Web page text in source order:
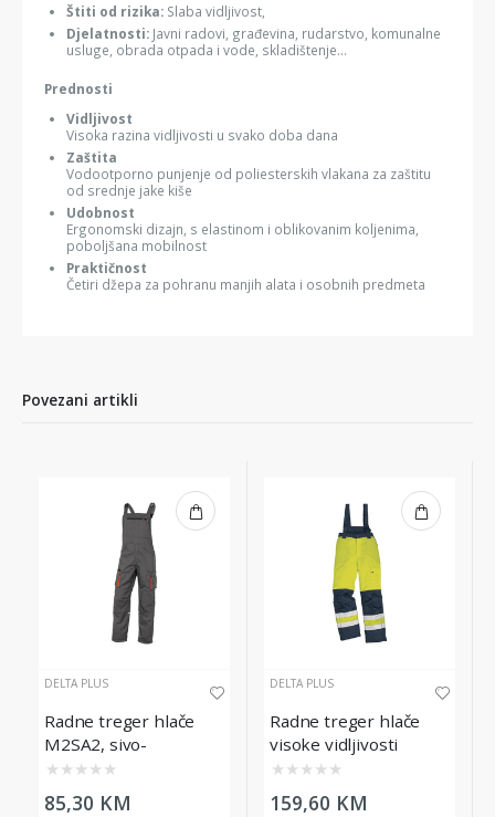
Štiti od rizika: Slaba vidljivost,
Djelatnosti: Javni radovi, građevina, rudarstvo, komunalne
usluge, obrada otpada i vode, skladištenje...
Prednosti
Vidljivost
Visoka razina vidljivosti u svako doba dana
Zaštita
Vodootporno punjenje od poliesterskih vlakana za zaštitu
od srednje jake kiše
Udobnost
Ergonomski dizajn, s elastinom i oblikovanim koljenima,
poboljšana mobilnost
Praktičnost
Četiri džepa za pohranu manjih alata i osobnih predmeta
Povezani artikli
DELTA PLUS
Radne treger hlače
M2SA2, sivo-
narančaste, veličina
2XL
★ ★ ★ ★ ★
85,30 KM
DELTA PLUS
Radne treger hlače
visoke vidljivosti
FARGO HV, žute,
veličina 2XL
★ ★ ★ ★ ★
159,60 KM